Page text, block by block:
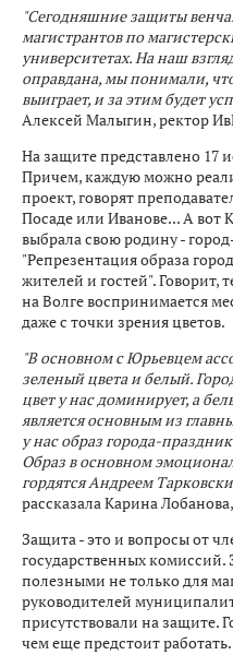
"Сегодняшние защиты
магистрантов по
университетах. На наш
оправдана, мы понимали,
выиграет, и за этим будет
Алексей Малыгин, ректор
На защите представлено 17
Причем, каждую можно
проект, говорят
Посаде или Иванове... А вот
выбрала свою родину -
"Репрезентация образа
жителей и гостей". Говорит,
на Волге воспринимается
даже с точки зрения цветов.
"В основном с Юрьевцем
зеленый цвета и белый.
цвет у нас доминирует, а
является основным из
у нас образ города-
Образ в основном
гордятся Андреем
рассказала Карина
Защита - это и вопросы от
государственных
полезными не только для
руководителей
присутствовали на защите.
чем еще предстоит работать.